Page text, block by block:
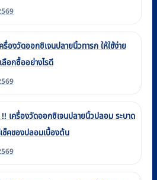
รื่องวัดออกซิเจนปลายนิ้วทารก ให้ใช้ง่าย
อกซื้ออย่างไรดี
!! เครื่องวัดออกซิเจนปลายนิ้วปลอม ระบาด
คของปลอมเบื้องต้น